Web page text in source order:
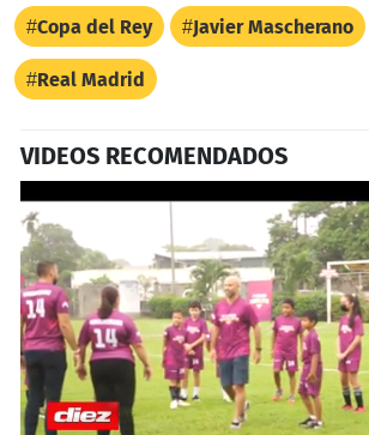
Copa del Rey Javier Mascherano
Real Madrid
VIDEOS RECOMENDADOS